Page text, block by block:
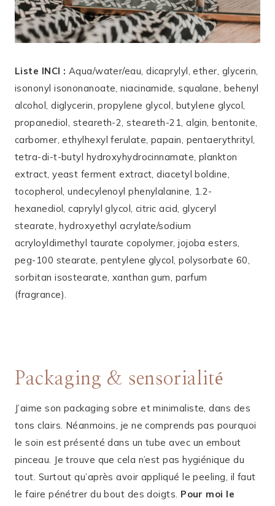
Liste INCI : Aqua/water/eau, dicaprylyl, ether, glycerin,
isononyl isononanoate, niacinamide, squalane, behenyl
alcohol, diglycerin, propylene glycol, butylene glycol,
propanediol, steareth-2, steareth-21, algin, bentonite,
carbomer, ethylhexyl ferulate, papain, pentaerythrityl,
tetra-di-t-butyl hydroxyhydrocinnamate, plankton
extract, yeast ferment extract, diacetyl boldine,
tocopherol, undecylenoyl phenylalanine, 1.2-
hexanediol, caprylyl glycol, citric acid, glyceryl
stearate, hydroxyethyl acrylate/sodium
acryloyldimethyl taurate copolymer, jojoba esters,
peg-100 stearate, pentylene glycol, polysorbate 60,
sorbitan isostearate, xanthan gum, parfum
(fragrance).
Packaging & sensorialité
J’aime son packaging sobre et minimaliste, dans des
tons clairs. Néanmoins, je ne comprends pas pourquoi
le soin est présenté dans un tube avec un embout
pinceau. Je trouve que cela n’est pas hygiénique du
tout. Surtout qu’après avoir appliqué le peeling, il faut
le faire pénétrer du bout des doigts. Pour moi le